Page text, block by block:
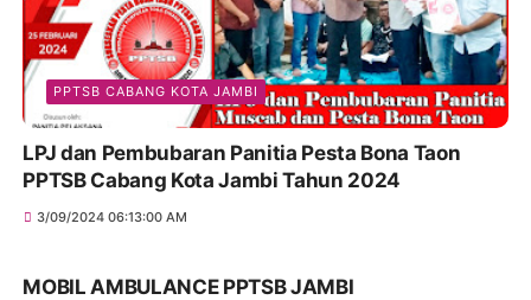
PPTSB CABANG KOTA JAMBI
LPJ dan Pembubaran Panitia Pesta Bona Taon
PPTSB Cabang Kota Jambi Tahun 2024
3/09/2024 06:13:00 AM
MOBIL AMBULANCE PPTSB JAMBI